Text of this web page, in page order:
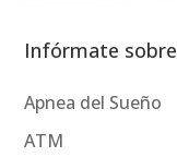
Infórmate sobre
Apnea del Sueño
ATM